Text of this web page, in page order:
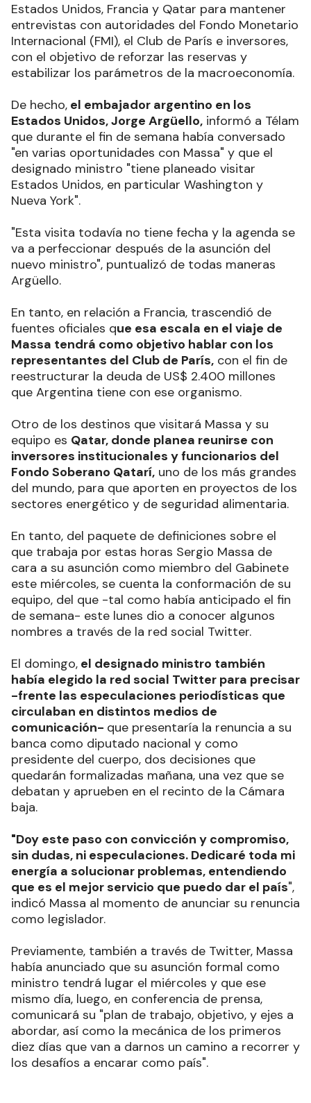
Estados Unidos, Francia y Qatar para mantener
entrevistas con autoridades del Fondo Monetario
Internacional (FMI), el Club de París e inversores,
con el objetivo de reforzar las reservas y
estabilizar los parámetros de la macroeconomía.
De hecho, el embajador argentino en los
Estados Unidos, Jorge Argüello, informó a Télam
que durante el fin de semana había conversado
"en varias oportunidades con Massa" y que el
designado ministro "tiene planeado visitar
Estados Unidos, en particular Washington y
Nueva York".
"Esta visita todavía no tiene fecha y la agenda se
va a perfeccionar después de la asunción del
nuevo ministro", puntualizó de todas maneras
Argüello.
En tanto, en relación a Francia, trascendió de
fuentes oficiales que esa escala en el viaje de
Massa tendrá como objetivo hablar con los
representantes del Club de París, con el fin de
reestructurar la deuda de US$ 2.400 millones
que Argentina tiene con ese organismo.
Otro de los destinos que visitará Massa y su
equipo es Qatar, donde planea reunirse con
inversores institucionales y funcionarios del
Fondo Soberano Qatarí, uno de los más grandes
del mundo, para que aporten en proyectos de los
sectores energético y de seguridad alimentaria.
En tanto, del paquete de definiciones sobre el
que trabaja por estas horas Sergio Massa de
cara a su asunción como miembro del Gabinete
este miércoles, se cuenta la conformación de su
equipo, del que -tal como había anticipado el fin
de semana- este lunes dio a conocer algunos
nombres a través de la red social Twitter.
El domingo, el designado ministro también
había elegido la red social Twitter para precisar
-frente las especulaciones periodísticas que
circulaban en distintos medios de
comunicación- que presentaría la renuncia a su
banca como diputado nacional y como
presidente del cuerpo, dos decisiones que
quedarán formalizadas mañana, una vez que se
debatan y aprueben en el recinto de la Cámara
baja.
"Doy este paso con convicción y compromiso,
sin dudas, ni especulaciones. Dedicaré toda mi
energía a solucionar problemas, entendiendo
que es el mejor servicio que puedo dar el país",
indicó Massa al momento de anunciar su renuncia
como legislador.
Previamente, también a través de Twitter, Massa
había anunciado que su asunción formal como
ministro tendrá lugar el miércoles y que ese
mismo día, luego, en conferencia de prensa,
comunicará su "plan de trabajo, objetivo, y ejes a
abordar, así como la mecánica de los primeros
diez días que van a darnos un camino a recorrer y
los desafíos a encarar como país".